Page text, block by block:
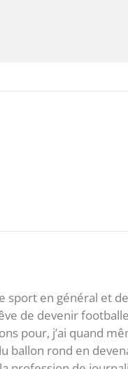
sport en général et de
de devenir
pour, j’ai quand
ballon rond en